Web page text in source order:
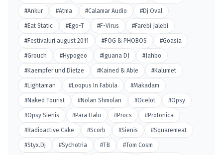
#Ankur #Atma #Calamar Audio #Dj Oval
#Eat Static #Ego-T #F-Virus #Farebi Jalebi
#Festivaluri august 2011 #FOG & PHOBOS #Goasia
#Grouch #Hypogeo #Iguana DJ #Jahbo
#Kaempfer und Dietze #Kained & Able #Kalumet
#Lightaman #Loopus In Fabula #Makadam
#Naked Tourist #Nolan Shmolan #Ocelot #Opsy
#Opsy Sienis #Para Halu #Procs #Protonica
#Radioactive.Cake #Scorb #Sienis #Squaremeat
#Styx.Dj #Sychotria #TB #Tom Cosm